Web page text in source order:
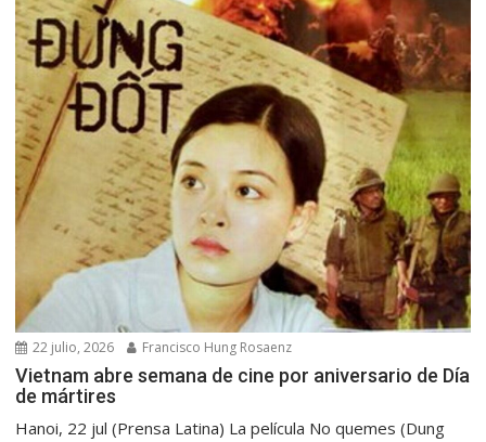
22 julio, 2026 Francisco Hung Rosaenz
Vietnam abre semana de cine por aniversario de Día
de mártires
Hanoi, 22 jul (Prensa Latina) La película No quemes (Dung